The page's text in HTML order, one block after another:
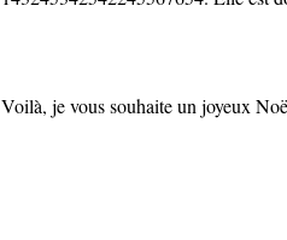
Voilà, je vous souhaite un joyeux